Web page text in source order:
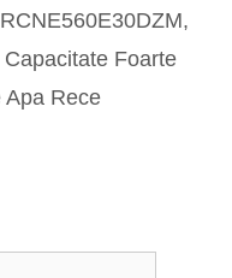
Foarte
Apa Rece